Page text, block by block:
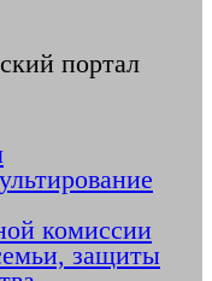
портал
комиссии
защиты